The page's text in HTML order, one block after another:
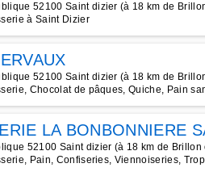
52100 Saint dizier (à 18 km de
à Saint Dizier
52100 Saint dizier (à 18 km de
Chocolat de pâques, Quiche, Pain
LA BONBONNIERE
52100 Saint dizier (à 18 km de Brillon
Pain, Confiseries, Viennoiseries,